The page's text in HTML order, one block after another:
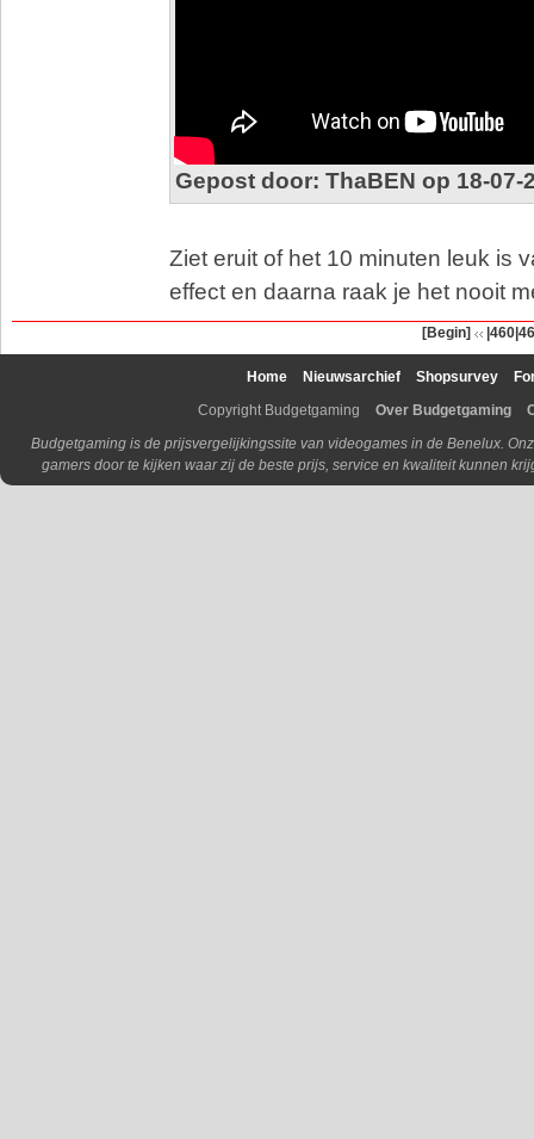
Gepost door: ThaBEN op 18-07-
Ziet eruit of het 10 minuten leuk is
effect en daarna raak je het nooit
[Begin] |460
Home Nieuwsarchief Shopsurvey
Copyright Budgetgaming
Over Budgetgaming
Budgetgaming is de prijsvergelijkingssite van videogames in de Benelux.
gamers door te kijken waar zij de beste prijs, service en kwaliteit kunnen